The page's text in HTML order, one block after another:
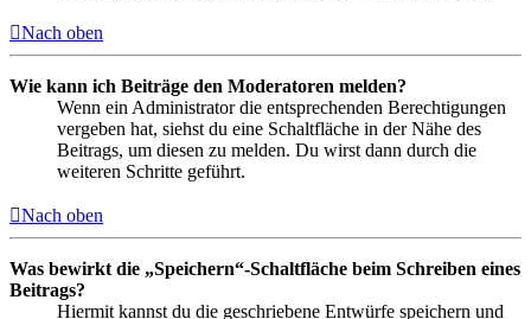
Nach oben
Wie kann ich Beiträge den Moderatoren melden?
Wenn ein Administrator die entsprechenden Berechtigungen
vergeben hat, siehst du eine Schaltfläche in der Nähe des
Beitrags, um diesen zu melden. Du wirst dann durch die
weiteren Schritte geführt.
Nach oben
Was bewirkt die „Speichern“-Schaltfläche beim Schreiben eines
Beitrags?
Hiermit kannst du die geschriebene Entwürfe speichern und